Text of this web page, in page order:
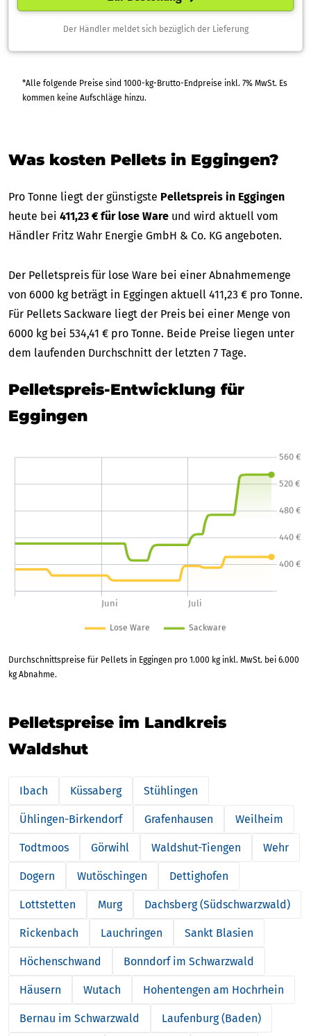
Der Händler meldet sich bezüglich der Lieferung
*Alle folgende Preise sind 1000-kg-Brutto-Endpreise inkl. 7% MwSt. Es
kommen keine Aufschläge hinzu.
Was kosten Pellets in Eggingen?
Pro Tonne liegt der günstigste Pelletspreis in Eggingen
heute bei 411,23 € für lose Ware und wird aktuell vom
Händler Fritz Wahr Energie GmbH & Co. KG angeboten.
Der Pelletspreis für lose Ware bei einer Abnahmemenge
von 6000 kg beträgt in Eggingen aktuell 411,23 € pro Tonne.
Für Pellets Sackware liegt der Preis bei einer Menge von
6000 kg bei 534,41 € pro Tonne. Beide Preise liegen unter
dem laufenden Durchschnitt der letzten 7 Tage.
Pelletspreis-Entwicklung für
Eggingen
Durchschnittspreise für Pellets in Eggingen pro 1.000 kg inkl. MwSt. bei 6.000
kg Abnahme.
Pelletspreise im Landkreis
Waldshut
Ibach Küssaberg Stühlingen
Ühlingen-Birkendorf Grafenhausen Weilheim
Todtmoos Görwihl Waldshut-Tiengen Wehr
Dogern Wutöschingen Dettighofen
Lottstetten Murg Dachsberg (Südschwarzwald)
Rickenbach Lauchringen Sankt Blasien
Höchenschwand Bonndorf im Schwarzwald
Häusern Wutach Hohentengen am Hochrhein
Bernau im Schwarzwald Laufenburg (Baden)